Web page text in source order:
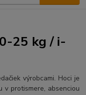
25 kg / i-
výrobcami. Hoci je
v protismere, absenciou